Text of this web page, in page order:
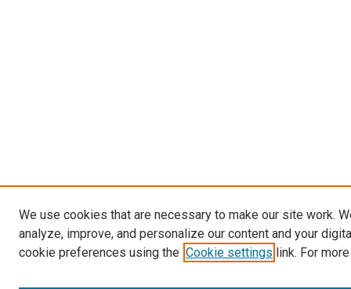
We use cookies that are necessary to make our site work.
analyze, improve, and personalize our content and your
cookie preferences using the Cookie settings link. For